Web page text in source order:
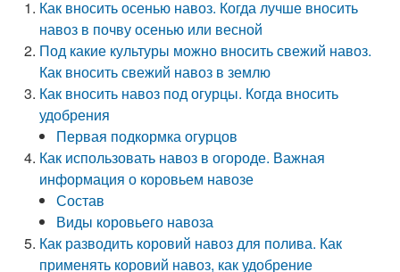
Как вносить осенью навоз. Когда лучше вносить
навоз в почву осенью или весной
Под какие культуры можно вносить свежий навоз.
Как вносить свежий навоз в землю
Как вносить навоз под огурцы. Когда вносить
удобрения
Первая подкормка огурцов
Как использовать навоз в огороде. Важная
информация о коровьем навозе
Состав
Виды коровьего навоза
Как разводить коровий навоз для полива. Как
применять коровий навоз, как удобрение